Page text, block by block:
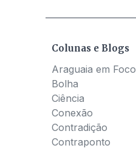
Colunas e Blogs
Araguaia em Foco
Bolha
Ciência
Conexão
Contradição
Contraponto